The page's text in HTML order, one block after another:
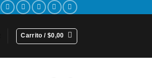
Carrito / $0,00